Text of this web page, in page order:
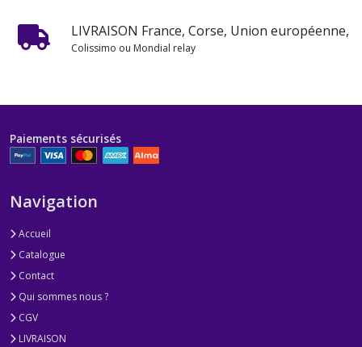
LIVRAISON France, Corse, Union européenne,
Colissimo ou Mondial relay
Paiements sécurisés
Navigation
Accueil
Catalogue
Contact
Qui sommes nous ?
CGV
LIVRAISON